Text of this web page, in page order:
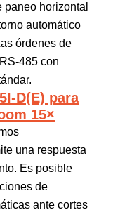
paneo horizontal
automático
órdenes de
485 con
D(E) para
15×
una respuesta
Es posible
de
ante cortes